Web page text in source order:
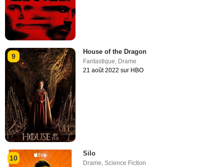
9
House of the Dragon
Fantastique, Drame
21 août 2022 sur HBO
10
Silo
Drame ,Science Fiction